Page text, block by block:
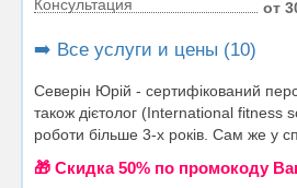
Консультация от
➡️ Все услуги и цены (10)
Северін Юрій - сертифікований
також дієтолог (International fitness
роботи більше 3-х років. Сам же у
🎁 Cкидка 50% по промокоду